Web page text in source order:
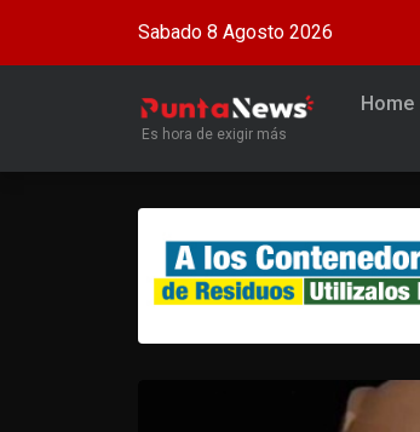
Sabado 8 Agosto 2026
Es hora de exigir más
Home